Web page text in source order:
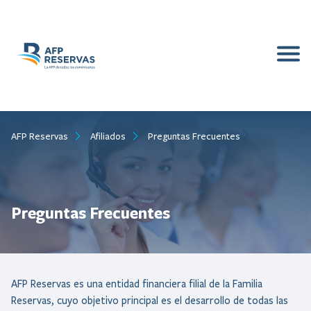
Familia Reservas
Documentos Corporativos
Nuestras Cifras
Sé Parte de Nosotros
Beneficios
Calculadora de Aportes
Calculadora de Pensiones
Servicios al Afiliado
Empleador
Preguntas de Interés
Solicitudes
Publicaciones
Actividades
Notas de Prensa
Contacto
Conoce tu Cuenta
AFP Reservas Afiliados Preguntas Frecuentes
Preguntas Frecuentes
​AFP Reservas es una entidad financiera filial de la Familia
Reservas, cuyo objetivo principal es el desarrollo de todas las